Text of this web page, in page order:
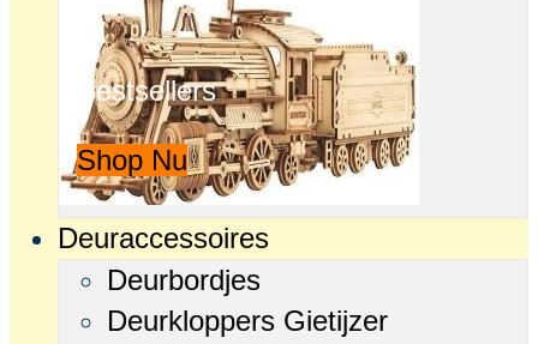
Bestsellers
Shop Nu
Deuraccessoires
Deurbordjes
Deurkloppers Gietijzer